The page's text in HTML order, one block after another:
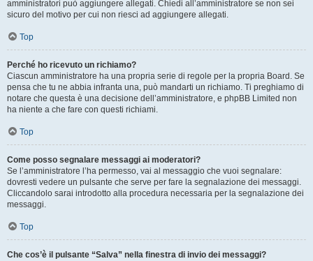
amministratori può aggiungere allegati. Chiedi all’amministratore se non sei
sicuro del motivo per cui non riesci ad aggiungere allegati.
Top
Perché ho ricevuto un richiamo?
Ciascun amministratore ha una propria serie di regole per la propria Board. Se
pensa che tu ne abbia infranta una, può mandarti un richiamo. Ti preghiamo di
notare che questa è una decisione dell’amministratore, e phpBB Limited non
ha niente a che fare con questi richiami.
Top
Come posso segnalare messaggi ai moderatori?
Se l’amministratore l’ha permesso, vai al messaggio che vuoi segnalare:
dovresti vedere un pulsante che serve per fare la segnalazione dei messaggi.
Cliccandolo sarai introdotto alla procedura necessaria per la segnalazione dei
messaggi.
Top
Che cos’è il pulsante “Salva” nella finestra di invio dei messaggi?